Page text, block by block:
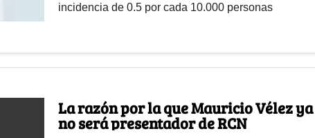
incidencia de 0.5 por cada 10.000 personas
La razón por la que Mauricio Vélez ya
no será presentador de RCN